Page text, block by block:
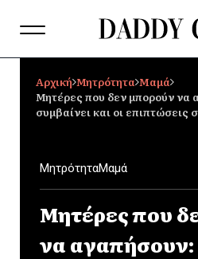
Αρχική Μητρότητα Μαμά
Μητέρες που δεν μπορούν να
συμβαίνει και οι επιπτώσεις
ΜητρότηταΜαμά
Μητέρες που
να αγαπήσουν: